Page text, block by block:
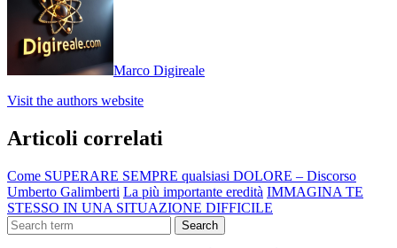
Marco Digireale
Visit the authors website
Articoli correlati
Come SUPERARE SEMPRE qualsiasi DOLORE – Discorso
Umberto Galimberti La più importante eredità IMMAGINA TE
STESSO IN UNA SITUAZIONE DIFFICILE
Search